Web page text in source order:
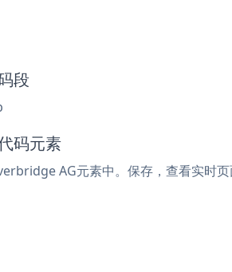
段
码元素
AG元素中。保存，查看实时页